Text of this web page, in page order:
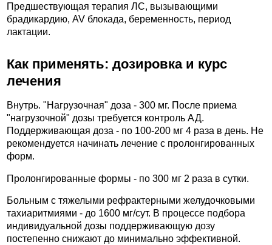
Предшествующая терапия ЛС, вызывающими
брадикардию, AV блокада, беременность, период
лактации.
Как применять: дозировка и курс
лечения
Внутрь. "Нагрузочная" доза - 300 мг. После приема
"нагрузочной" дозы требуется контроль АД.
Поддерживающая доза - по 100-200 мг 4 раза в день. Не
рекомендуется начинать лечение с пролонгированных
форм.
Пролонгированные формы - по 300 мг 2 раза в сутки.
Больным с тяжелыми рефрактерными желудочковыми
тахиаритмиями - до 1600 мг/сут. В процессе подбора
индивидуальной дозы поддерживающую дозу
постепенно снижают до минимально эффективной.